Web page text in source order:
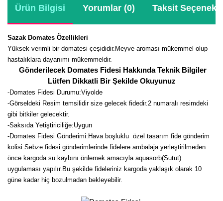
Ürün Bilgisi Yorumlar (0) Taksit
Sazak Domates Özellikleri
Yüksek verimli bir domatesi çeşididir.Meyve aroması mükemmel olup
hastalıklara dayanımı mükemmeldir.
Gönderilecek Domates Fidesi Hakkında Teknik Bilgiler
Lütfen Dikkatli Bir Şekilde Okuyunuz
-Domates Fidesi Durumu:Viyolde
-Görseldeki Resim temsilidir size gelecek fidedir.2 numaralı resimdeki
gibi bitkiler gelecektir.
-Saksıda Yetiştiriciliğe:Uygun
-Domates Fidesi Gönderimi:Hava boşluklu özel tasarım fide gönderim
kolisi.Sebze fidesi gönderimlerinde fidelere ambalaja yerleştirilmeden
önce kargoda su kaybını önlemek amacıyla aquasorb(Sutut)
uygulaması yapılır.Bu şekilde fideleriniz kargoda yaklaşık olarak 10
güne kadar hiç bozulmadan bekleyebilir.
Fidan Anaçları ve Aşı Kalemleri
Fındık Fidanı
Frenk Üzümü Fidanı
Girebolu Fidanı
Goji Berry Fidanı
Hünnap Fidanı
İncir Fidanı
Kapari Gebre Otu Fidanı
Kayısı Fidanı